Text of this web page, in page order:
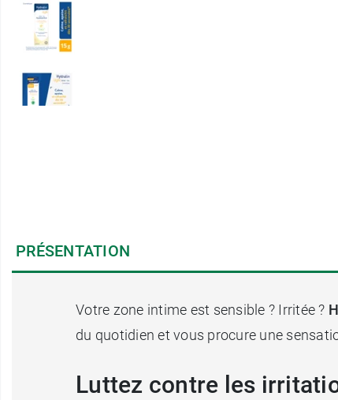
PRÉSENTATION
Votre zone intime est sensible ? Irritée ?
du quotidien et vous procure une
Luttez contre les